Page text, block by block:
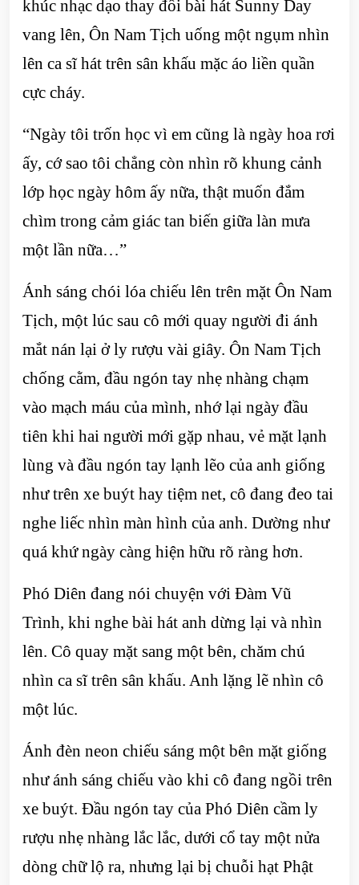
khúc nhạc dạo thay đổi bài hát Sunny Day
vang lên, Ôn Nam Tịch uống một ngụm nhìn
lên ca sĩ hát trên sân khấu mặc áo liền quần
cực cháy.
“Ngày tôi trốn học vì em cũng là ngày hoa rơi
ấy, cớ sao tôi chẳng còn nhìn rõ khung cảnh
lớp học ngày hôm ấy nữa, thật muốn đắm
chìm trong cảm giác tan biến giữa làn mưa
một lần nữa…”
Ánh sáng chói lóa chiếu lên trên mặt Ôn Nam
Tịch, một lúc sau cô mới quay người đi ánh
mắt nán lại ở ly rượu vài giây. Ôn Nam Tịch
chống cằm, đầu ngón tay nhẹ nhàng chạm
vào mạch máu của mình, nhớ lại ngày đầu
tiên khi hai người mới gặp nhau, vẻ mặt lạnh
lùng và đầu ngón tay lạnh lẽo của anh giống
như trên xe buýt hay tiệm net, cô đang đeo tai
nghe liếc nhìn màn hình của anh. Dường như
quá khứ ngày càng hiện hữu rõ ràng hơn.
Phó Diên đang nói chuyện với Đàm Vũ
Trình, khi nghe bài hát anh dừng lại và nhìn
lên. Cô quay mặt sang một bên, chăm chú
nhìn ca sĩ trên sân khấu. Anh lặng lẽ nhìn cô
một lúc.
Ánh đèn neon chiếu sáng một bên mặt giống
như ánh sáng chiếu vào khi cô đang ngồi trên
xe buýt. Đầu ngón tay của Phó Diên cầm ly
rượu nhẹ nhàng lắc lắc, dưới cổ tay một nửa
dòng chữ lộ ra, nhưng lại bị chuỗi hạt Phật